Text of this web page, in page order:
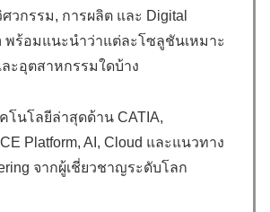
วกรรม, การผลิต และ Digital
พร้อมแนะนำว่าแต่ละโซลูชันเหมาะ
ะอุตสาหกรรมใดบ้าง
โนโลยีล่าสุดด้าน CATIA,
Platform, AI, Cloud และแนวทาง
จากผู้เชี่ยวชาญระดับโลก